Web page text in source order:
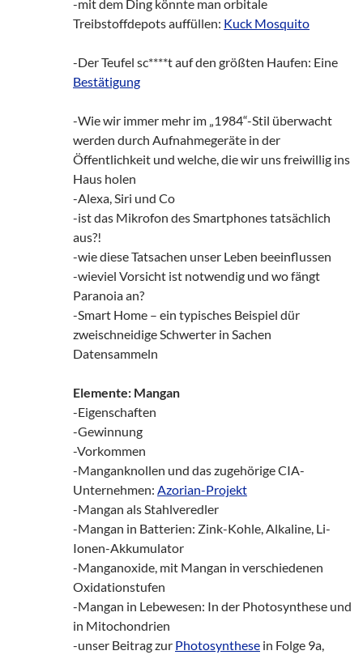
-mit dem Ding könnte man orbitale
Treibstoffdepots auffüllen: Kuck Mosquito
-Der Teufel sc****t auf den größten Haufen: Eine
Bestätigung
-Wie wir immer mehr im „1984“-Stil überwacht
werden durch Aufnahmegeräte in der
Öffentlichkeit und welche, die wir uns freiwillig ins
Haus holen
-Alexa, Siri und Co
-ist das Mikrofon des Smartphones tatsächlich
aus?!
-wie diese Tatsachen unser Leben beeinflussen
-wieviel Vorsicht ist notwendig und wo fängt
Paranoia an?
-Smart Home – ein typisches Beispiel dür
zweischneidige Schwerter in Sachen
Datensammeln
Elemente: Mangan
-Eigenschaften
-Gewinnung
-Vorkommen
-Manganknollen und das zugehörige CIA-
Unternehmen: Azorian-Projekt
-Mangan als Stahlveredler
-Mangan in Batterien: Zink-Kohle, Alkaline, Li-
Ionen-Akkumulator
-Manganoxide, mit Mangan in verschiedenen
Oxidationstufen
-Mangan in Lebewesen: In der Photosynthese und
in Mitochondrien
-unser Beitrag zur Photosynthese in Folge 9a,